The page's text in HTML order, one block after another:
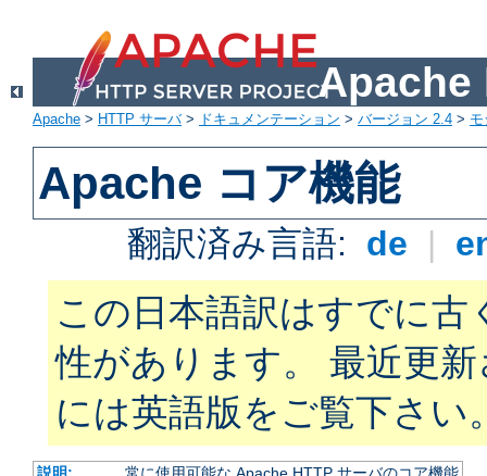
Apache
Apache > HTTP サーバ> ドキュメンテーション > バージョン 2.4 >
Apache コア機能
翻訳済み言語: de |
この日本語訳はすでに古
性があります。 最近更
には英語版をご覧下さい